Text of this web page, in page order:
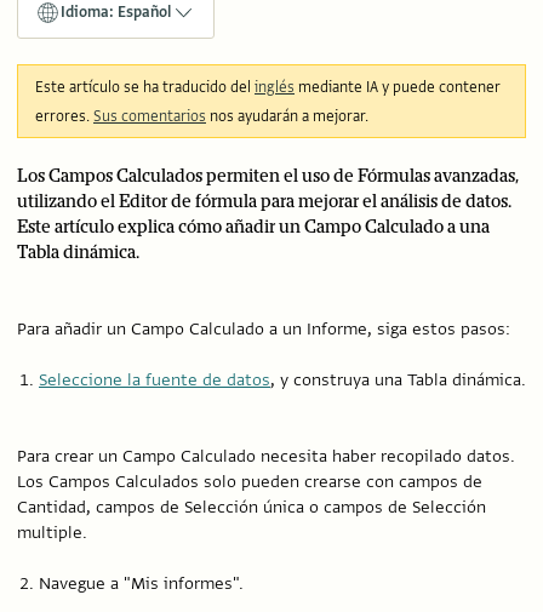
Idioma: Español
Este artículo se ha traducido del inglés mediante IA y puede contener
errores.Sus comentarios nos ayudarán a mejorar.
Los Campos Calculados permiten el uso de Fórmulas avanzadas,
utilizando el Editor de fórmula para mejorar el análisis de datos.
Este artículo explica cómo añadir un Campo Calculado a una
Tabla dinámica.
Para añadir un Campo Calculado a un Informe, siga estos pasos:
Seleccione la fuente de datos, y construya una Tabla dinámica.
Para crear un Campo Calculado necesita haber recopilado datos.
Los Campos Calculados solo pueden crearse con campos de
Cantidad, campos de Selección única o campos de Selección
multiple.
Navegue a "Mis informes".